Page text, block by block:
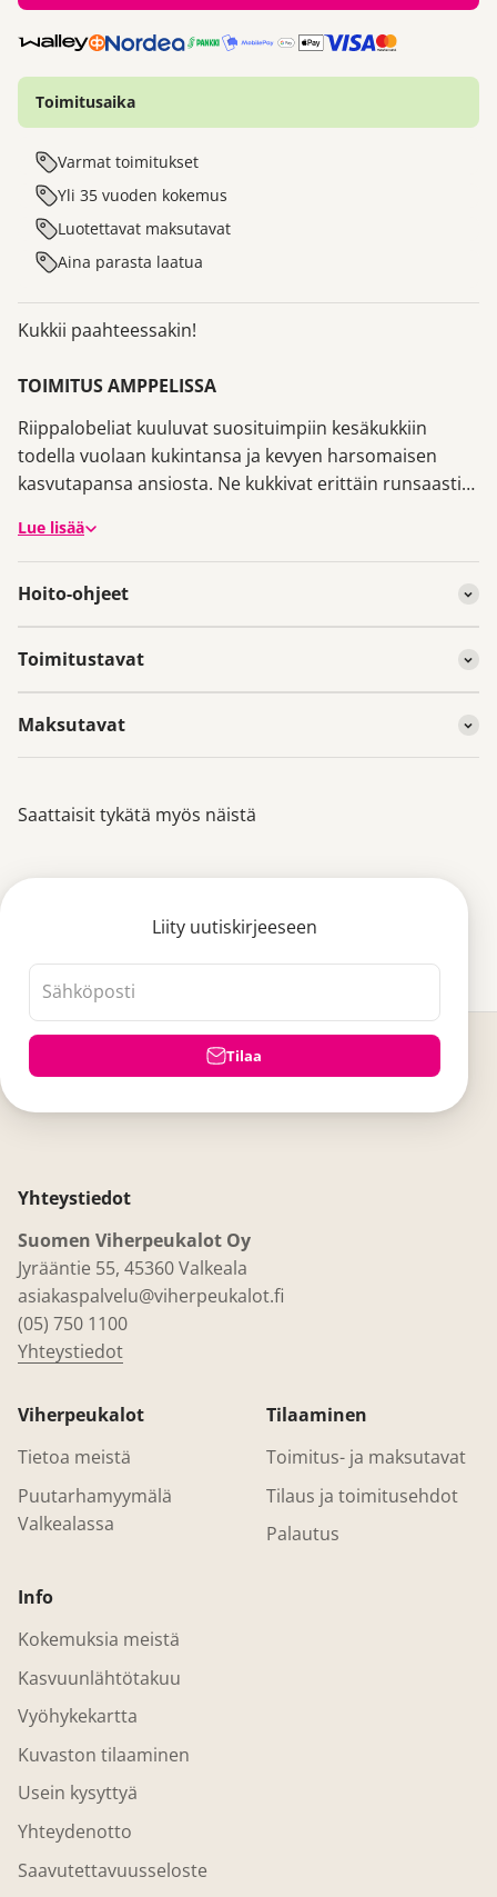
Toimitusaika
Varmat toimitukset
Yli 35 vuoden kokemus
Luotettavat maksutavat
Aina parasta laatua
Kukkii paahteessakin!
TOIMITUS AMPPELISSA
Riippalobeliat kuuluvat suosituimpiin kesäkukkiin
todella vuolaan kukintansa ja kevyen harsomaisen
kasvutapansa ansiosta. Ne kukkivat erittäin runsaasti
kukkia ei tarvitse nyppiä. ´Techno Heat Up Dark Blue´ -
lobelian koboltinsinivalkoinen kukinta hakee
vertaistaan. Tämä lajike sietää erinomaisesti
kuumuutta!
Lue lisää
Hoito-ohjeet
Toimitustavat
Maksutavat
Saattaisit tykätä myös näistä
Liity uutiskirjeeseen
Sähköposti
Tilaa
Yhteystiedot
Suomen Viherpeukalot Oy
Jyrääntie 55, 45360 Valkeala
asiakaspalvelu@viherpeukalot.fi
(05) 750 1100
Yhteystiedot
Viherpeukalot
Tietoa meistä
Puutarhamyymälä
Valkealassa
Tilaaminen
Toimitus- ja maksutavat
Tilaus ja toimitusehdot
Palautus
Info
Kokemuksia meistä
Kasvuunlähtötakuu
Vyöhykekartta
Kuvaston tilaaminen
Usein kysyttyä
Yhteydenotto
Saavutettavuusseloste